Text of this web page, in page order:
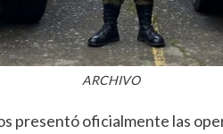
ARCHIVO
presentó oficialmente las